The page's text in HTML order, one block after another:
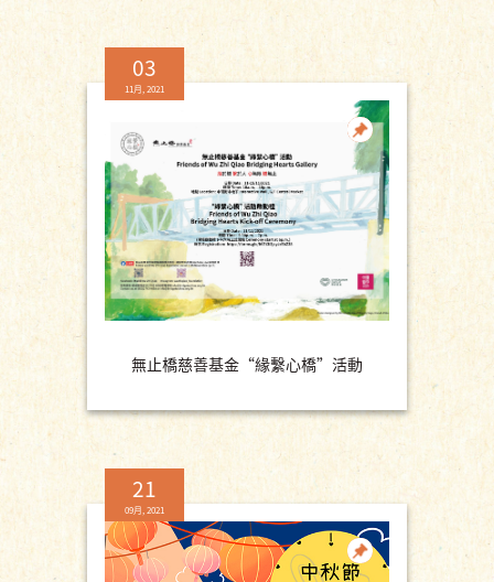
03
11月, 2021
無止橋慈善基金“緣繫心橋”活動
21
09月, 2021